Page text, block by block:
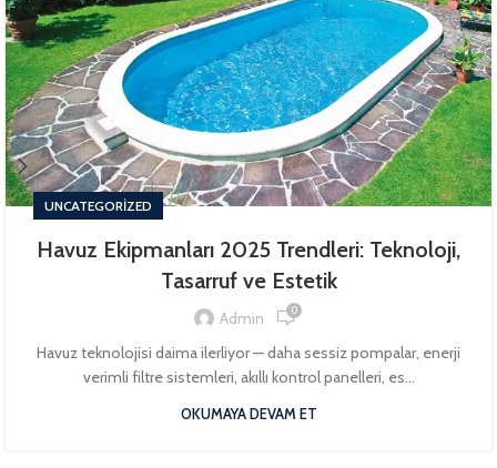
UNCATEGORIZED
Havuz Ekipmanları 2025 Trendleri: Teknoloji,
Tasarruf ve Estetik
Admin 0
Havuz teknolojisi daima ilerliyor — daha sessiz pompalar, enerji
verimli filtre sistemleri, akıllı kontrol panelleri, es...
OKUMAYA DEVAM ET